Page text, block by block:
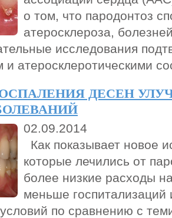
о том, что пародонтоз
атеросклероза,
исследования
и атеросклеротическими
ДЕСЕН
02.09.2014
Как показывает новое
которые лечились от
более низкие расходы
меньше госпитализаций
по сравнению с